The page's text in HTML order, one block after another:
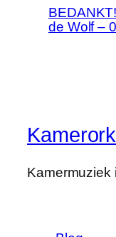
de Wolf –
Kamermuziek